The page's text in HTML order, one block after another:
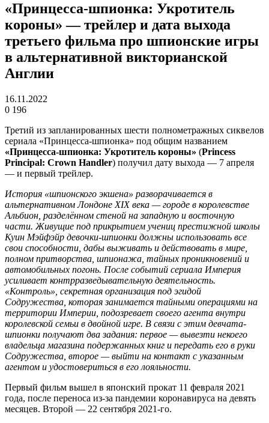
«Принцесса-шпионка: Укротитель
короны» — трейлер и дата выхода
третьего фильма про шпионские игры
в альтернативной викторианской
Англии
16.11.2022
0 196
Третий из запланированных шести полнометражных сиквелов
сериала «Принцесса-шпионка» под общим названием
«Принцесса-шпионка: Укротитель короны» (Princess
Principal: Crown Handler) получил дату выхода — 7 апреля
— и первый трейлер.
История «шпионского экшена» разворачивается в
альтернативном Лондоне XIX века — городе в королевстве
Альбион, разделённом стеной на западную и восточную
части. Живущие под прикрытием учениц престижной школы
Куин Мэйфэйр девочки-шпионки должны использовать все
свои способности, дабы выживать и действовать в мире,
полном притворства, шпионажа, тайных проникновений и
автомобильных погонь. После событий сериала Империя
усиливает контрразведывательную деятельность.
«Контроль», секретная организация под эгидой
Содружества, которая занимается тайными операциями на
территории Империи, подозревает своего агента внутри
королевской семьи в двойной игре. В связи с этим девчата-
шпионки получают два задания: первое — вывезти некоего
владельца магазина подержанных книг и передать его в руки
Содружества, второе — выйти на контакт с указанным
агентом и удостовериться в его лояльности.
Первый фильм вышел в японский прокат 11 февраля 2021
года, после переноса из-за пандемии коронавируса на девять
месяцев. Второй — 22 сентября 2021-го.